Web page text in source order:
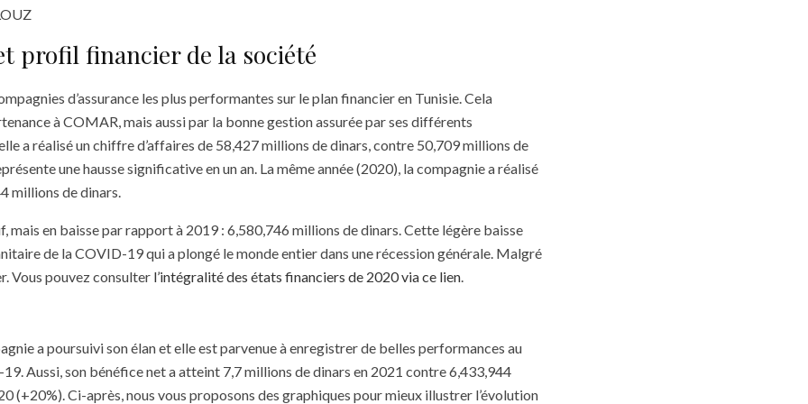
profil financier de la société
d’assurance les plus performantes sur le plan financier en Tunisie. Cela
à COMAR, mais aussi par la bonne gestion assurée par ses différents
a réalisé un chiffre d’affaires de 58,427 millions de dinars, contre 50,709 millions de
une hausse significative en un an. La même année (2020), la compagnie a réalisé
millions de dinars.
mais en baisse par rapport à 2019 : 6,580,746 millions de dinars. Cette légère baisse
de la COVID-19 qui a plongé le monde entier dans une récession générale. Malgré
Vous pouvez consulter l’intégralité des états financiers de 2020 via ce lien
a poursuivi son élan et elle est parvenue à enregistrer de belles performances au
Aussi, son bénéfice net a atteint 7,7 millions de dinars en 2021 contre 6,433,944
(+20%). Ci-après, nous vous proposons des graphiques pour mieux illustrer l’évolution